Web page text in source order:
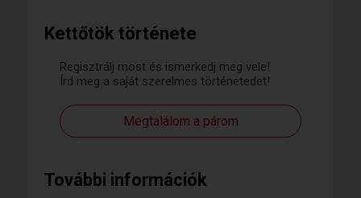
Kettőtök története
Regisztrálj most és ismerkedj meg vele!
Írd meg a saját szerelmes történetedet!
Megtalálom a párom
További információk